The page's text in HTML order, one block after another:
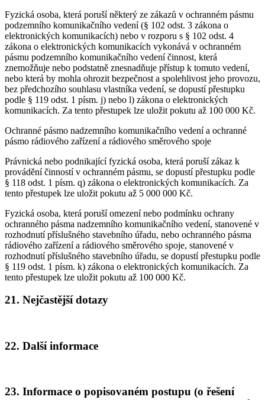
Fyzická osoba, která poruší některý ze zákazů v ochranném pásmu
podzemního komunikačního vedení (§ 102 odst. 3 zákona o
elektronických komunikacích) nebo v rozporu s § 102 odst. 4
zákona o elektronických komunikacích vykonává v ochranném
pásmu podzemního komunikačního vedení činnost, která
znemožňuje nebo podstatně znesnadňuje přístup k tomuto vedení,
nebo která by mohla ohrozit bezpečnost a spolehlivost jeho provozu,
bez předchozího souhlasu vlastníka vedení, se dopustí přestupku
podle § 119 odst. 1 písm. j) nebo l) zákona o elektronických
komunikacích. Za tento přestupek lze uložit pokutu až 100 000 Kč.
Ochranné pásmo nadzemního komunikačního vedení a ochranné
pásmo rádiového zařízení a rádiového směrového spoje
Právnická nebo podnikající fyzická osoba, která poruší zákaz k
provádění činností v ochranném pásmu, se dopustí přestupku podle
§ 118 odst. 1 písm. q) zákona o elektronických komunikacích. Za
tento přestupek lze uložit pokutu až 5 000 000 Kč.
Fyzická osoba, která poruší omezení nebo podmínku ochrany
ochranného pásma nadzemního komunikačního vedení, stanovené v
rozhodnutí příslušného stavebního úřadu, nebo ochranného pásma
rádiového zařízení a rádiového směrového spoje, stanovené v
rozhodnutí příslušného stavebního úřadu, se dopustí přestupku podle
§ 119 odst. 1 písm. k) zákona o elektronických komunikacích. Za
tento přestupek lze uložit pokutu až 100 000 Kč.
21. Nejčastější dotazy
22. Další informace
23. Informace o popisovaném postupu (o řešení